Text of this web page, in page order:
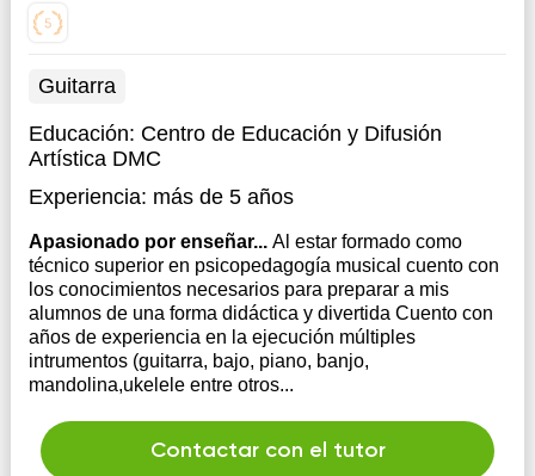
Guitarra
Educación: Centro de Educación y Difusión
Artística DMC
Experiencia: más de 5 años
Apasionado por enseñar... Al estar formado como
técnico superior en psicopedagogía musical cuento con
los conocimientos necesarios para preparar a mis
alumnos de una forma didáctica y divertida Cuento con
años de experiencia en la ejecución múltiples
intrumentos (guitarra, bajo, piano, banjo,
mandolina,ukelele entre otros...
Contactar con el tutor